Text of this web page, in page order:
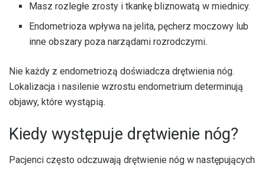
Masz rozległe zrosty i tkankę bliznowatą w miednicy.
Endometrioza wpływa na jelita, pęcherz moczowy lub
inne obszary poza narządami rozrodczymi.
Nie każdy z endometriozą doświadcza drętwienia nóg.
Lokalizacja i nasilenie wzrostu endometrium determinują
objawy, które wystąpią.
Kiedy występuje drętwienie nóg?
Pacjenci często odczuwają drętwienie nóg w następujących